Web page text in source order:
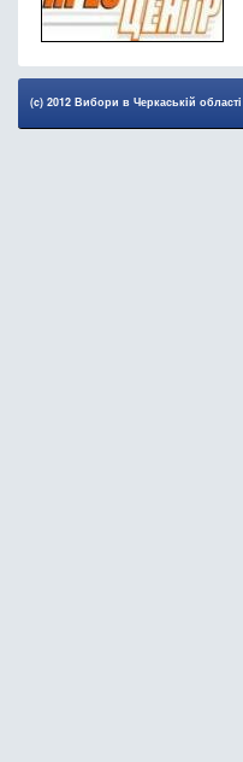
(c) 2012 Вибори в Черкаськiй областi